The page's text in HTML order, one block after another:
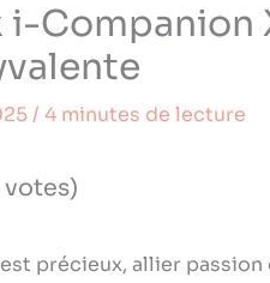
Companion
/ 4 minutes de lecture
votes)
précieux, allier